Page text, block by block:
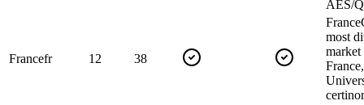
AES/
Francefr 12 38
most